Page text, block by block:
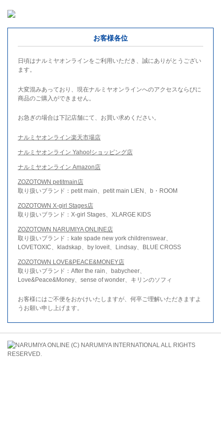
お客様各位
日頃はナルミヤオンラインをご利用いただき、誠にありがとうござい
ます。
大変混みあっており、現在ナルミヤオンラインへのアクセスならびに
商品のご購入ができません。
お急ぎの場合は下記店舗にて、お買い求めください。
ナルミヤオンライン楽天市場店
ナルミヤオンライン Yahoo!ショッピング店
ナルミヤオンライン Amazon店
ZOZOTOWN petitmain店
取り扱いブランド：petit main、petit main LIEN、b・ROOM
ZOZOTOWN X-girl Stages店
取り扱いブランド：X-girl Stages、XLARGE KIDS
ZOZOTOWN NARUMIYA ONLINE店
取り扱いブランド：kate spade new york childrenswear、
LOVETOXIC、kladskap、by loveit、Lindsay、BLUE CROSS
ZOZOTOWN LOVE&PEACE&MONEY店
取り扱いブランド：After the rain、babycheer、
Love&Peace&Money、sense of wonder、キリンのソフィ
お客様にはご不便をおかけいたしますが、何卒ご理解いただきますよ
うお願い申し上げます。